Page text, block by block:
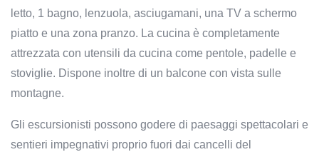
letto, 1 bagno, lenzuola, asciugamani, una TV a schermo
piatto e una zona pranzo. La cucina è completamente
attrezzata con utensili da cucina come pentole, padelle e
stoviglie. Dispone inoltre di un balcone con vista sulle
montagne.
Gli escursionisti possono godere di paesaggi spettacolari e
sentieri impegnativi proprio fuori dai cancelli del